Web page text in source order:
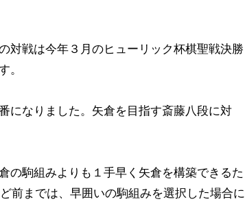
対戦は今年３月のヒューリック杯棋聖戦決勝
。
になりました。矢倉を目指す斎藤八段に対
の駒組みよりも１手早く矢倉を構築できるた
前までは、早囲いの駒組みを選択した場合に